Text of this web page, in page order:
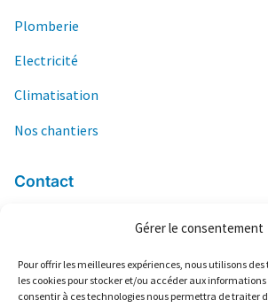
Gérer le consentement
Pour offrir les meilleures expériences, nous utilisons
les cookies pour stocker et/ou accéder aux
consentir à ces technologies nous permettra de traiter
Plomberie
Electricité
Climatisation
Nos chantiers
Contact
contact@ers13.com
2 Lotissement Frédéric Mistral